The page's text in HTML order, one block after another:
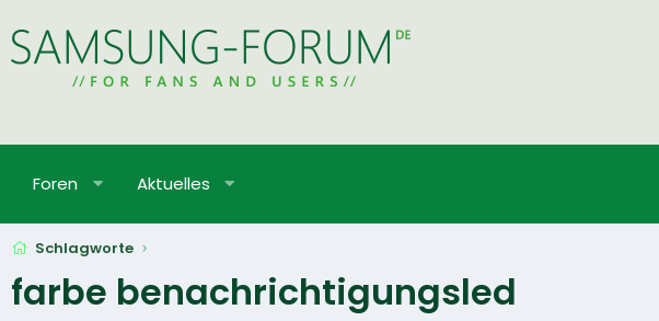
Foren Aktuelles
Schlagworte
farbe benachrichtigungsled